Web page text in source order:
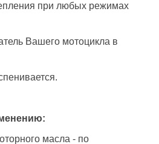
при любых режимах
Вашего мотоцикла в
масла - по